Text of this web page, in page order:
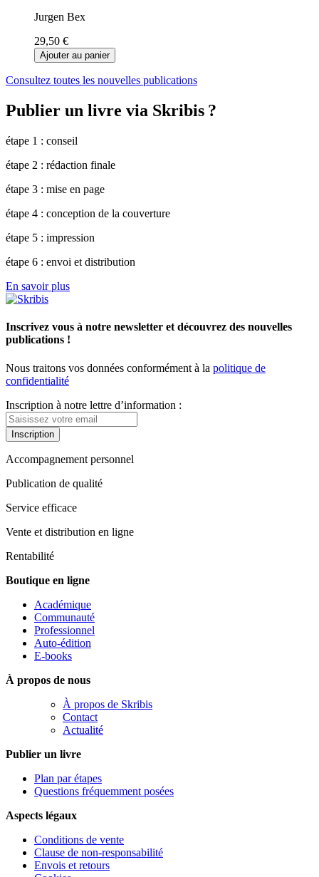
Jurgen Bex
29,50 €
Ajouter au panier
Consultez toutes les nouvelles publications
Publier un livre via Skribis ?
étape 1 : conseil
étape 2 : rédaction finale
étape 3 : mise en page
étape 4 : conception de la couverture
étape 5 : impression
étape 6 : envoi et distribution
En savoir plus
Inscrivez vous à notre newsletter et découvrez des nouvelles
publications !
Nous traitons vos données conformément à la politique de
confidentialité
Inscription à notre lettre d’information :
Inscription
Accompagnement personnel
Publication de qualité
Service efficace
Vente et distribution en ligne
Rentabilité
Boutique en ligne
Académique
Communauté
Professionnel
Auto-édition
E-books
À propos de nous
À propos de Skribis
Contact
Actualité
Publier un livre
Plan par étapes
Questions fréquemment posées
Aspects légaux
Conditions de vente
Clause de non-responsabilité
Envois et retours